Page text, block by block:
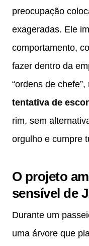
preocupação
exageradas. Ele
comportamento,
fazer dentro da
“ordens de
tentativa de
rim, sem
orgulho e cumpre
O projeto
sensível de
Durante um
uma árvore que